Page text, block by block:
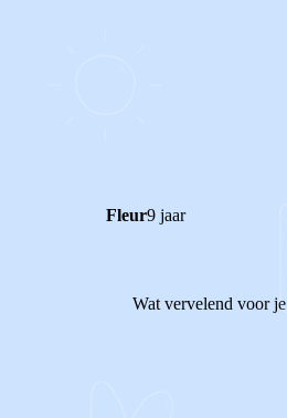
Fleur9 jaar
Wat vervelend voor je